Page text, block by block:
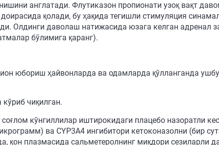
англатади. Флутиказон пропионати узоқ вақт
қолади, бу ҳақида тегишли стимуляция
Олдинги даволаш натижасида юзага келган адренал
бўлимига қаранг).
юбориш ҳайвонларда ва одамларда қўлланганда
чиқилган.
кўнгиллилар иштирокидаги плацебо назоратли
ва CYP3A4 ингибитори кетоконазолни (бир
қон плазмасида сальметеролнинг миқдори сезиларли